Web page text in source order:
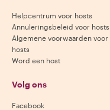
Helpcentrum voor hosts
Annuleringsbeleid voor hosts
Algemene voorwaarden voor
hosts
Word een host
Volg ons
Facebook